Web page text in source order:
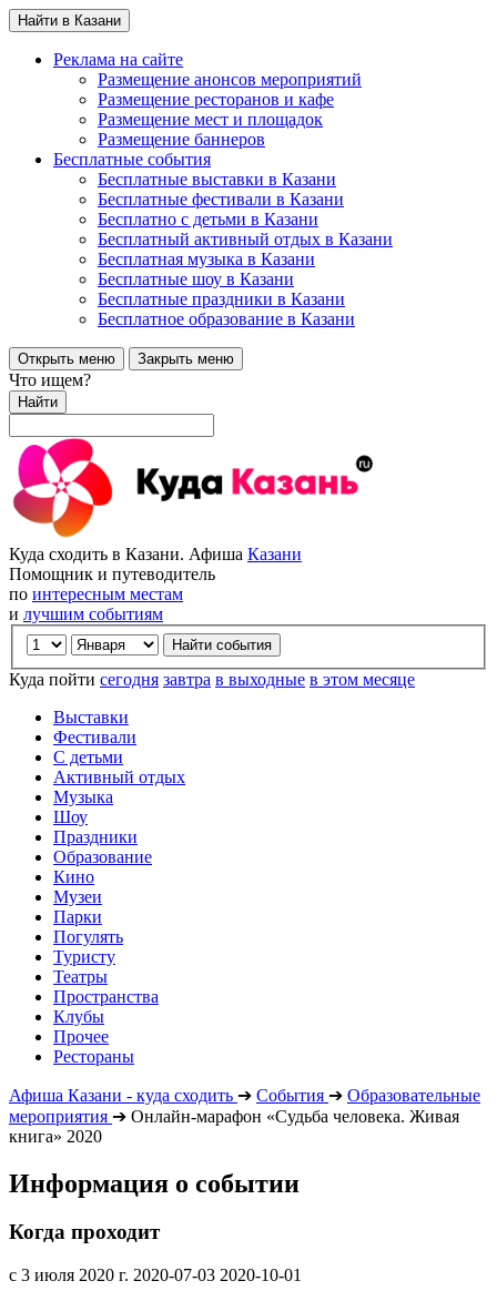
Найти в Казани
Реклама на сайте
Размещение анонсов мероприятий
Размещение ресторанов и кафе
Размещение мест и площадок
Размещение баннеров
Бесплатные события
Бесплатные выставки в Казани
Бесплатные фестивали в Казани
Бесплатно с детьми в Казани
Бесплатный активный отдых в Казани
Бесплатная музыка в Казани
Бесплатные шоу в Казани
Бесплатные праздники в Казани
Бесплатное образование в Казани
Открыть меню Закрыть меню
Что ищем?
Найти
Куда сходить в Казани. Афиша Казани
Помощник и путеводитель
по интересным местам
и лучшим событиям
Куда пойти сегодня завтра в выходные в этом месяце
Выставки
Фестивали
С детьми
Активный отдых
Музыка
Шоу
Праздники
Образование
Кино
Музеи
Парки
Погулять
Туристу
Театры
Пространства
Клубы
Прочее
Рестораны
Афиша Казани - куда сходить ➔ События ➔ Образовательные
мероприятия ➔ Онлайн-марафон «Судьба человека. Живая
книга» 2020
Информация о событии
Когда проходит
с 3 июля 2020 г. 2020-07-03 2020-10-01